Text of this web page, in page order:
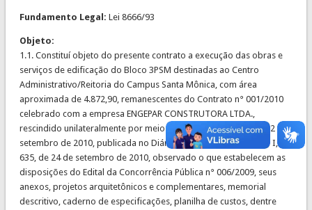
Fundamento Legal: Lei 8666/93
Objeto:
1.1. Constituí objeto do presente contrato a execução das obras e
serviços de edificação do Bloco 3PSM destinadas ao Centro
Administrativo/Reitoria do Campus Santa Mônica, com área
aproximada de 4.872,90, remanescentes do Contrato n° 001/2010
celebrado com a empresa ENGEPAR CONSTRUTORA LTDA.,
rescindido unilateralmente por meio da Portaria R. n° 948, de 22 de
setembro de 2010, publicada no Diário Oficial da União, Seção I, p.
635, de 24 de setembro de 2010, observado o que estabelecem as
disposições do Edital da Concorrência Pública n° 006/2009, seus
anexos, projetos arquitetônicos e complementares, memorial
descritivo, caderno de especificações, planilha de custos, dentre